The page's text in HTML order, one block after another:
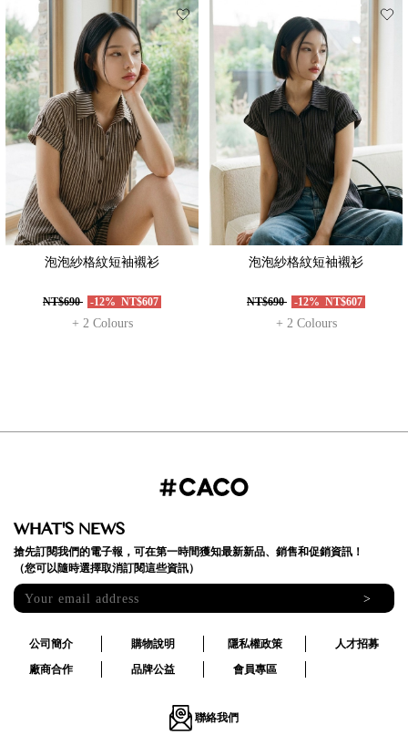
泡泡紗格紋短袖襯衫
NT$690 -12% NT$607
+ 2 Colours
泡泡紗格紋短袖襯衫
NT$690 -12% NT$607
+ 2 Colours
WHAT'S NEWS
搶先訂閱我們的電子報，可在第一時間獲知最新新品、銷售和促銷資訊！
（您可以隨時選擇取消訂閱這些資訊）
>
公司簡介 購物說明 隱私權政策
人才招募
廠商合作
品牌公益 會員專區
聯絡我們